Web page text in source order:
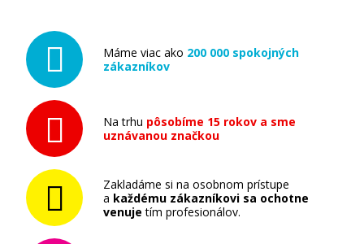
Máme viac ako 200 000 spokojných
zákazníkov
Na trhu pôsobíme 15 rokov a sme
uznávanou značkou
Zakladáme si na osobnom prístupe
a každému zákazníkovi sa ochotne
venuje tím profesionálov.